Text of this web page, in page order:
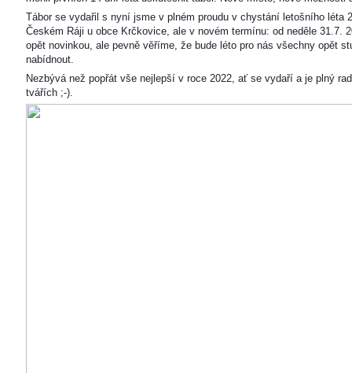
Tábor se vydařil s nyní jsme v plném proudu v chystání letošního léta
Českém Ráji u obce Krčkovice, ale v novém termínu: od neděle 31.7.
opět novinkou, ale pevně věříme, že bude léto pro nás všechny opět
nabídnout.
Nezbývá než popřát vše nejlepší v roce 2022, ať se vydaří a je plný
tvářích ;-).